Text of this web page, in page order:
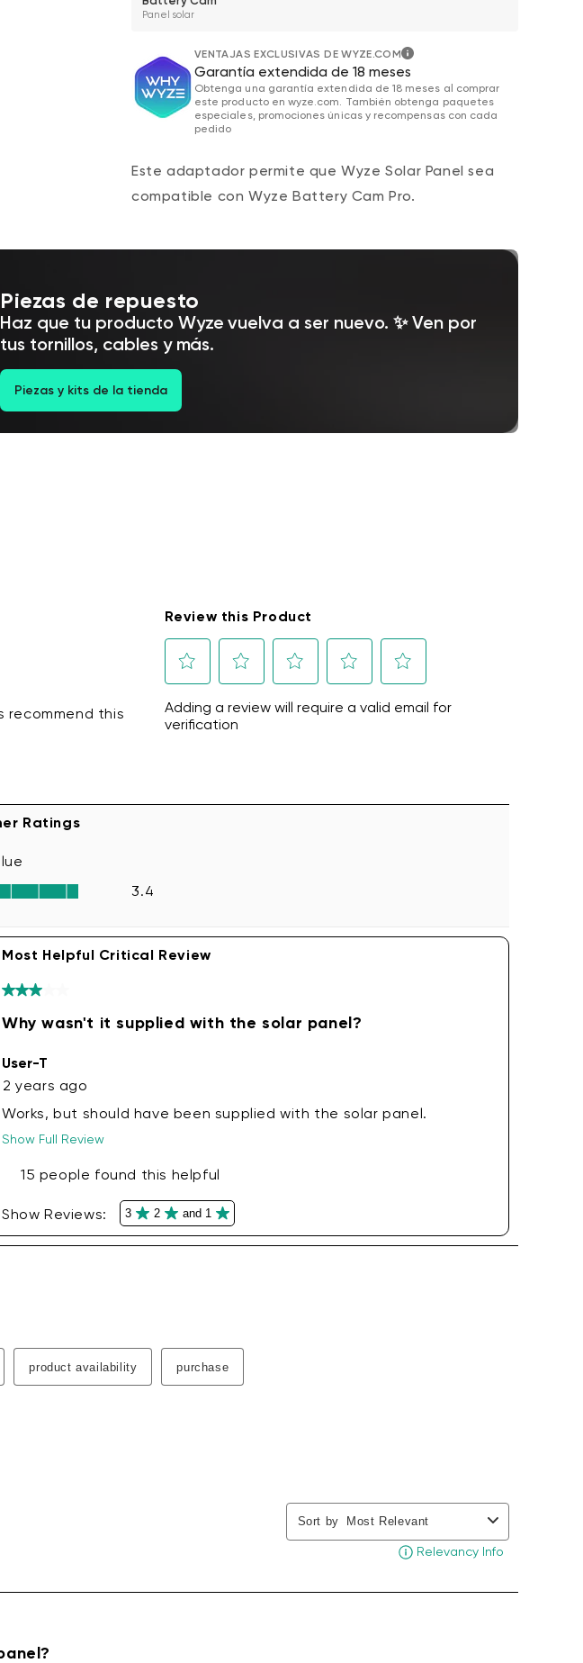
Panel solar
VENTAJAS EXCLUSIVAS DE WYZE.COM
Garantía extendida de 18 meses
Obtenga una garantía extendida de 18 meses al comprar
este producto en wyze.com. También obtenga paquetes
especiales, promociones únicas y recompensas con cada
pedido
Este adaptador permite que Wyze Solar Panel sea
compatible con Wyze Battery Cam Pro.
Piezas de repuesto
Haz que tu producto Wyze vuelva a ser nuevo. ✨ Ven por
tus tornillos, cables y más.
Piezas y kits de la tienda